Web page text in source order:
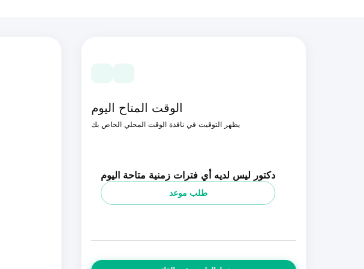
الوقت المتاح اليوم
يظهر التوقيت في نافذة الوقت المحلي الخاص بك
دكتور ليس لديه أي فترات زمنية متاحة اليوم
طلب موعد